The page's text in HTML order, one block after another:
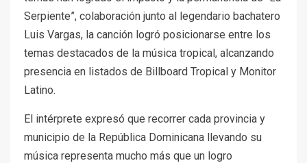
Serpiente”, colaboración junto al legendario bachatero
Luis Vargas, la canción logró posicionarse entre los
temas destacados de la música tropical, alcanzando
presencia en listados de Billboard Tropical y Monitor
Latino.
El intérprete expresó que recorrer cada provincia y
municipio de la República Dominicana llevando su
música representa mucho más que un logro